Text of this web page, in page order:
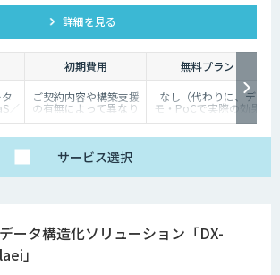
詳細を見る
初期費用
無料プラン
応
ご契約内容や構築支援
の有無によって異なり
ます。詳しくはご相談
なし（代わりに、デ
モ・PoCで実際の効果
を体験いただけます）
サービス選択
データ構造化ソリューション「DX-
laei」